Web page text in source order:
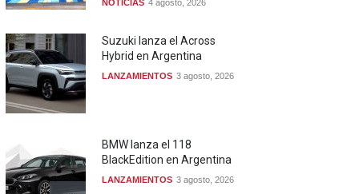
NOTICIAS 4 agosto, 2026
Suzuki lanza el Across
Hybrid en Argentina
LANZAMIENTOS 3 agosto, 2026
BMW lanza el 118
BlackEdition en Argentina
LANZAMIENTOS 3 agosto, 2026